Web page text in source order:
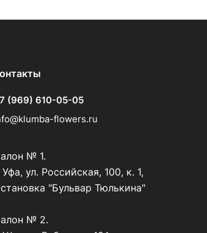
(969) 610-05-05
flowers.ru
№ 1.
Уфа, ул. Российская, 100, к. 1,
"Бульвар Тюлькина"
№ 2.